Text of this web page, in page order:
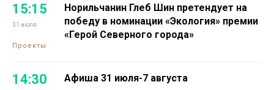
15:15
31 июля
Проекты
Норильчанин Глеб Шин претендует на
победу в номинации «Экология» премии
«Герой Северного города»
14:30 Афиша 31 июля-7 августа